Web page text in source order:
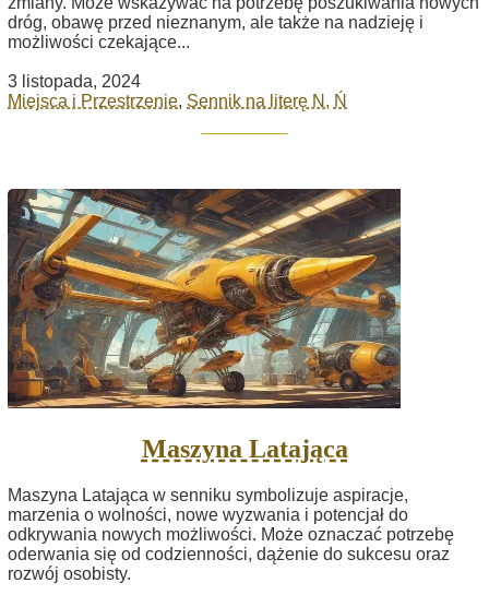
dróg, obawę przed nieznanym, ale także na nadzieję i
możliwości czekające...
3 listopada, 2024
Miejsca i Przestrzenie, Sennik na literę N, Ń
Maszyna Latająca
Maszyna Latająca w senniku symbolizuje aspiracje,
marzenia o wolności, nowe wyzwania i potencjał do
odkrywania nowych możliwości. Może oznaczać potrzebę
oderwania się od codzienności, dążenie do sukcesu oraz
rozwój osobisty.